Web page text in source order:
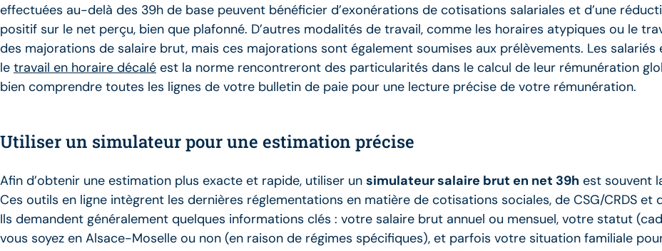
effectuées au-delà des 39h de base peuvent bénéficier d’exonérations de cotisations salariales et d’une
positif sur le net perçu, bien que plafonné. D’autres modalités de travail, comme les horaires atypiques ou le
des majorations de salaire brut, mais ces majorations sont également soumises aux prélèvements. Les salariés
le travail en horaire décalé est la norme rencontreront des particularités dans le calcul de leur rémunération
bien comprendre toutes les lignes de votre bulletin de paie pour une lecture précise de votre rémunération.
Utiliser un simulateur pour une estimation précise
Afin d’obtenir une estimation plus exacte et rapide, utiliser un simulateur salaire brut en net 39h est souvent
Ces outils en ligne intègrent les dernières réglementations en matière de cotisations sociales, de CSG/CRDS et
Ils demandent généralement quelques informations clés : votre salaire brut annuel ou mensuel, votre statut
vous soyez en Alsace-Moselle ou non (en raison de régimes spécifiques), et parfois votre situation familiale